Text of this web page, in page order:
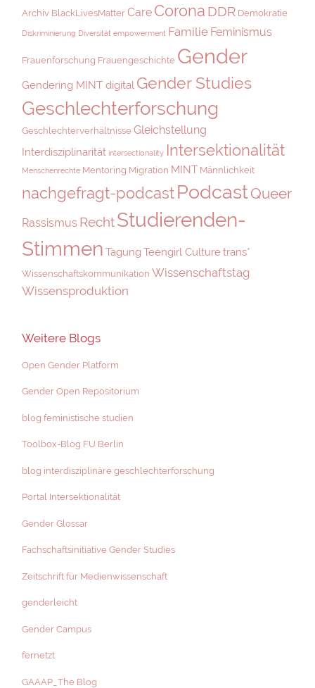
Archiv BlackLivesMatter Care Corona DDR Demokratie
Diskriminierung Diversität empowerment Familie Feminismus
Frauenforschung Frauengeschichte Gender
Gendering MINT digital Gender Studies
Geschlechterforschung
Geschlechterverhältnisse Gleichstellung
Interdisziplinarität intersectionality Intersektionalität
Menschenrechte Mentoring Migration MINT Männlichkeit
nachgefragt-podcastPodcastQueer
Rassismus RechtStudierenden-
Stimmen Tagung Teengirl Culturetrans*
Wissenschaftskommunikation Wissenschaftstag
Wissensproduktion
Weitere Blogs
Open Gender Platform
Gender Open Repositorium
blog feministische studien
Toolbox-Blog FU Berlin
blog interdisziplinäre geschlechterforschung
Portal Intersektionalität
Gender Glossar
Fachschaftsinitiative Gender Studies
Zeitschrift für Medienwissenschaft
genderleicht
Gender Campus
fernetzt
GAAAP_The Blog